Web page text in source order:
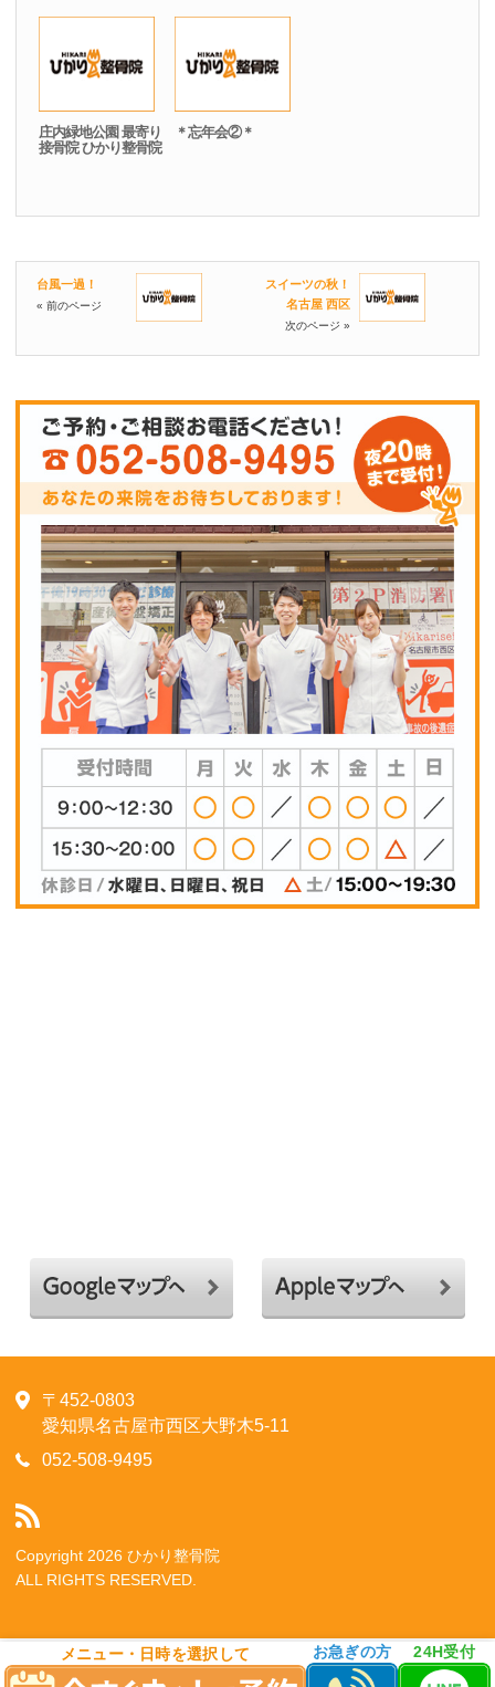
庄内緑地公園 最寄り
接骨院 ひかり整骨院
＊忘年会②＊
台風一過！
« 前のページ
スイーツの秋！
名古屋 西区
次のページ »
〒452-0803
愛知県名古屋市西区大野木5-11
052-508-9495
Copyright 2026 ひかり整骨院
ALL RIGHTS RESERVED.
メニュー・日時を選択して お急ぎの方 24H受付